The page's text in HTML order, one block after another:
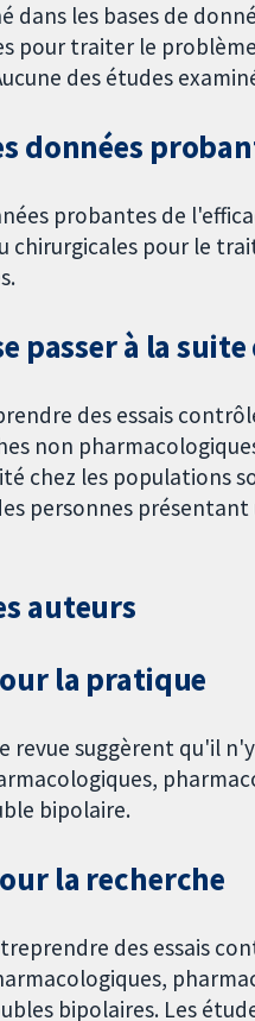
dans les bases de
pour traiter le
des études
données
probantes de
chirurgicales pour le
passer à la suite
des essais
non
chez les populations
personnes
auteurs
la pratique
revue suggèrent qu'il
bipolaire.
la recherche
des essais
bipolaires. Les